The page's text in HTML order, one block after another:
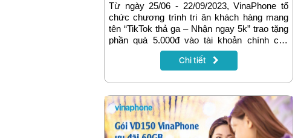
Từ ngày 25/06 - 22/09/2023, VinaPhone tổ
chức chương trình tri ân khách hàng mang
tên “TikTok thả ga – Nhận ngay 5k” trao tặng
phần quà 5.000đ vào tài khoản chính của
thuê bao trả trước khi đăng ký sử dụng gói
cước TK30, thay lời cảm ơn sâu sắc tới quý
dụng dịch vụ của VinaPhone. Thuê bao trả
trước có thể tham gia ngay chương trình từ
bây giờ để nhận quà tặng và trải nghiệm truy
cập ứng dụng TikTok thả ga, không giới hạn
lưu lương data mọi lúc mọi nơi!
Chi tiết